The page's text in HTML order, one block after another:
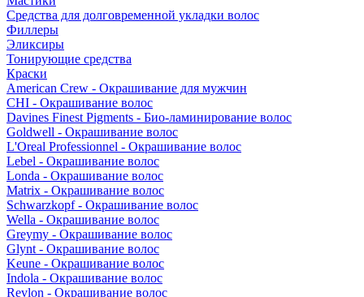
Средства для долговременной укладки волос
Филлеры
Эликсиры
Тонирующие средства
Краски
American Crew - Окрашивание для мужчин
CHI - Окрашивание волос
Davines Finest Pigments - Био-ламинирование волос
Goldwell - Окрашивание волос
L'Oreal Professionnel - Окрашивание волос
Lebel - Окрашивание волос
Londa - Окрашивание волос
Matrix - Окрашивание волос
Schwarzkopf - Окрашивание волос
Wella - Окрашивание волос
Greymy - Окрашивание волос
Glynt - Окрашивание волос
Keune - Окрашивание волос
Indola - Окрашивание волос
Revlon - Окрашивание волос